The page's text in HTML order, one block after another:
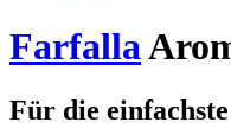
Farfalla
Für die